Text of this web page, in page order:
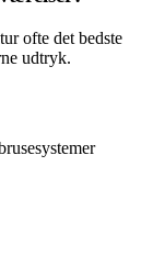
ofte det bedste
udtryk.